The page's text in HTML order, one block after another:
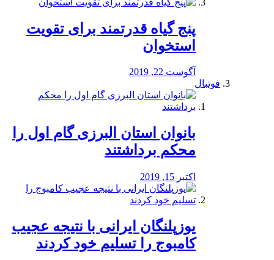
پنج گیاه قدرتمند برای تقویت
استخوان
آگوست 22, 2019
فوتبال
بانوان استان البرزی گام اول را
محكم برداشتند
اکتبر 15, 2019
یوزپلنگان ایرانی با نتیجه عجیب
کامبوج را تسلیم خود کردند